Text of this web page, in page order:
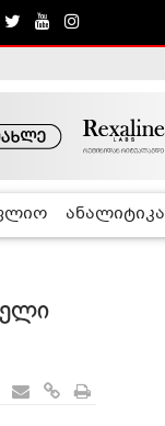
ანალიტიკა